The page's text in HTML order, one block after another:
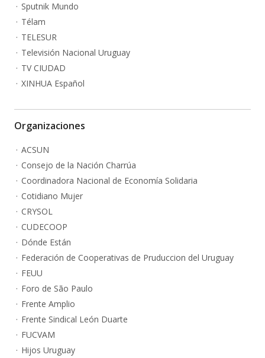
Sputnik Mundo
Télam
TELESUR
Televisión Nacional Uruguay
TV CIUDAD
XINHUA Español
Organizaciones
ACSUN
Consejo de la Nación Charrúa
Coordinadora Nacional de Economía Solidaria
Cotidiano Mujer
CRYSOL
CUDECOOP
Dónde Están
Federación de Cooperativas de Pruduccion del Uruguay
FEUU
Foro de São Paulo
Frente Amplio
Frente Sindical León Duarte
FUCVAM
Hijos Uruguay